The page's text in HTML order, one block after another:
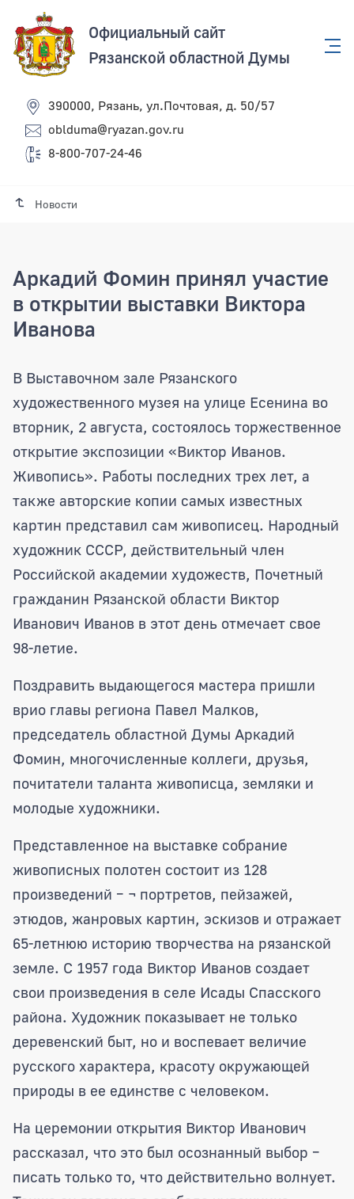
Официальный сайт
Рязанской областной Думы
390000, Рязань, ул.Почтовая, д. 50/57
oblduma@ryazan.gov.ru
8-800-707-24-46
Новости
Аркадий Фомин принял участие
в открытии выставки Виктора
Иванова
Аркадий Фомин принял участие в
В Выставочном зале Рязанского
художественного музея на улице Есенина во
вторник, 2 августа, состоялось торжественное
открытие экспозиции «Виктор Иванов.
Живопись». Работы последних трех лет, а
также авторские копии самых известных
картин представил сам живописец. Народный
художник СССР, действительный член
Российской академии художеств, Почетный
гражданин Рязанской области Виктор
Иванович Иванов в этот день отмечает свое
98-летие.
Поздравить выдающегося мастера пришли
врио главы региона Павел Малков,
председатель областной Думы Аркадий
Фомин, многочисленные коллеги, друзья,
почитатели таланта живописца, земляки и
молодые художники.
Представленное на выставке собрание
живописных полотен состоит из 128
произведений – ¬ портретов, пейзажей,
этюдов, жанровых картин, эскизов и отражает
65-летнюю историю творчества на рязанской
земле. С 1957 года Виктор Иванов создает
свои произведения в селе Исады Спасского
района. Художник показывает не только
деревенский быт, но и воспевает величие
русского характера, красоту окружающей
природы в ее единстве с человеком.
На церемонии открытия Виктор Иванович
рассказал, что это был осознанный выбор –
писать только то, что действительно волнует.